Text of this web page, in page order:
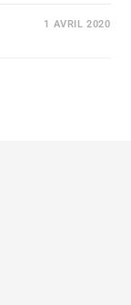
1 AVRIL 2020